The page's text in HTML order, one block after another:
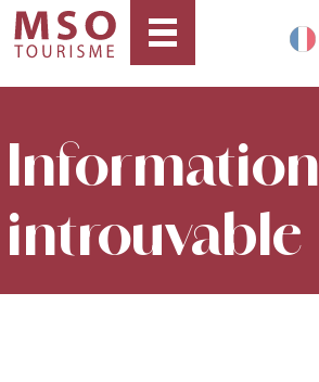
Information
introuvable